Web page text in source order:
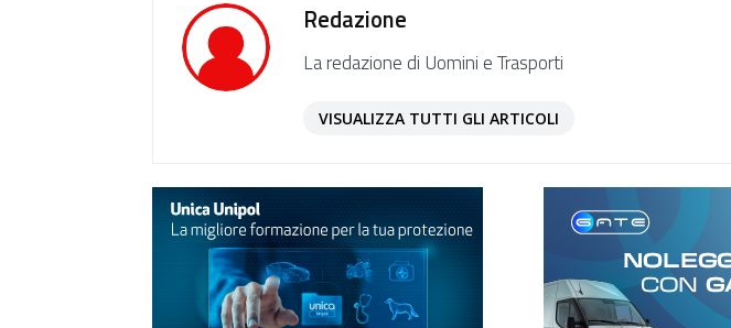
Redazione
La redazione di Uomini e Trasporti
VISUALIZZA TUTTI GLI ARTICOLI